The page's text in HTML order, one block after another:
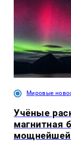
Мировые
Учёные
магнитная
мощнейшей